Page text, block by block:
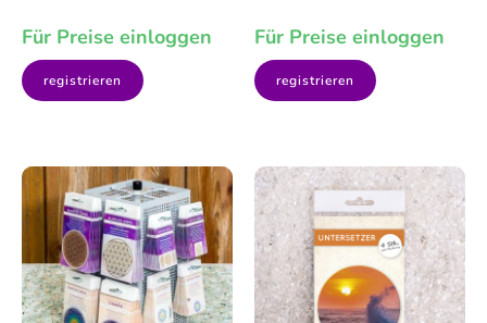
Für Preise einloggen
registrieren
Für Preise einloggen
registrieren